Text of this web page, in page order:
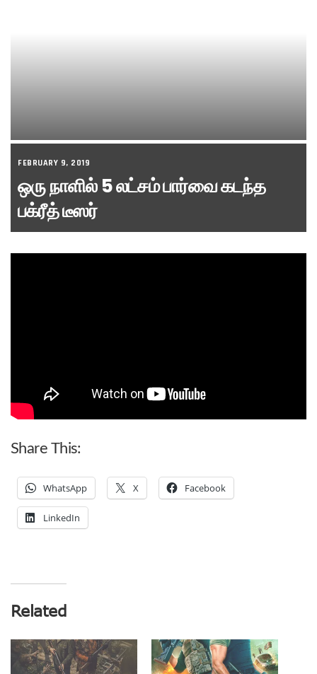
FEBRUARY 9, 2019
ஒரு நாளில் 5 லட்சம் பார்வை கடந்த
பக்ரீத் டீஸர்
Share This:
WhatsApp X Facebook
LinkedIn
Related